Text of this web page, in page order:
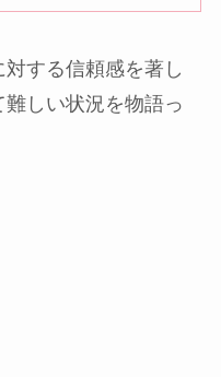
する信頼感を著し
しい状況を物語っ